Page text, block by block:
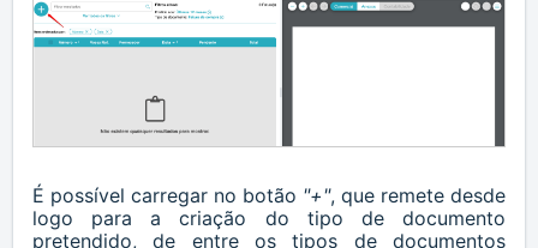
É possível carregar no botão "+", que remete desde
logo para a criação do tipo de documento
pretendido, de entre os tipos de documentos